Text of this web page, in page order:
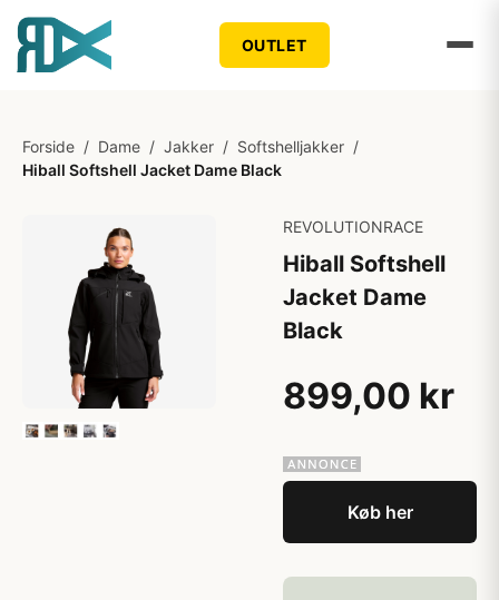
OUTLET
Forside / Dame / Jakker / Softshelljakker /
Hiball Softshell Jacket Dame Black
REVOLUTIONRACE
Hiball Softshell
Jacket Dame
Black
899,00 kr
Køb her